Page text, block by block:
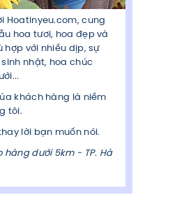
Hoatinyeu.com, cung
hoa tươi, hoa đẹp và
hợp với nhiều dịp, sự
sinh nhật, hoa chúc
khách hàng là niềm
tôi.
lời bạn muốn nói.
hàng dưới 5km - TP. Hà